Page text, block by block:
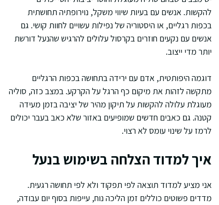
להקשות. אנשים עם בעיות שיווי משקל, נוירופתיה תחושתית
בכפות רגליים, או היסטוריה של נפילות עשויים לחוות קושי. גם
אנשים עם נקעים חוזרים בקרסול עלולים להרגיש שהנעל דורשת
יותר מדי ייצוב.
דוגמה היפותטית, אדם עם ירידה בתחושה בכפות הרגליים
מתקשה לזהות את מיקום כף הרגל על הקרקע. במצב כזה, סוליה
מעוגלת עלולה להקשות על תיקון מהיר של יציבה בזמן מעידה
קטנה. גם כאבים חדשים שמופיעים באזור שלא כאב בעבר יכולים
לרמז על שינוי עומס לא רצוי.
איך למדוד הצלחה בשימוש בנעל
אני מציע למדוד תוצאה לפי תפקוד ולא לפי תחושה רגעית.
מדדים פשוטים כוללים זמן הליכה נוח, עייפות בסוף יום עבודה,